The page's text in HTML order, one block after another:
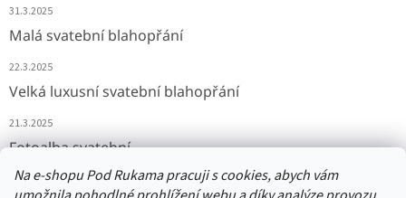
Na e-shopu Pod Rukama pracuji s cookies, abych vám
31.3.2025
Malá svatební blahopřání
22.3.2025
Velká luxusní svatební blahopřání
21.3.2025
Fotoalba svatební
11.3.2025